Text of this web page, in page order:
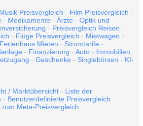
Musik Preisvergleich - Film Preisvergleich -
- Medikamente - Ärzte - Optik und
- Preisvergleich Reisen -
- Flüge Preisvergleich - Mietwagen -
Ferienhaus Mieten - Stromtarife -
- Finanzierung - Auto - Immobilien
- Geschenke - Singlebörsen - KI-
/ Marktübersicht - Liste der
- Benutzerdefinierte Preisvergleich
Meta-Preisvergleich